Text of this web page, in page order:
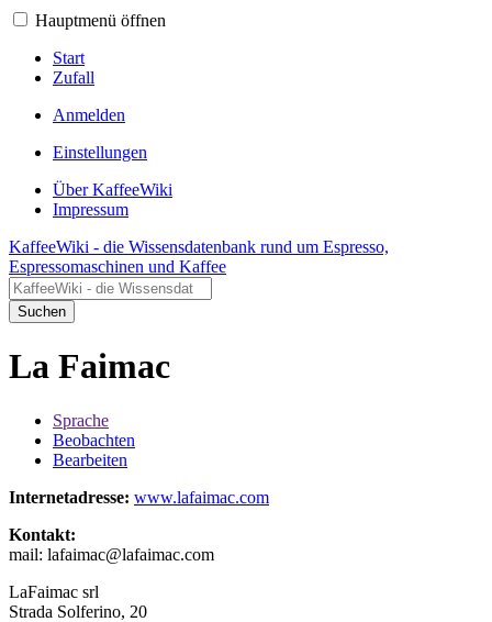
Hauptmenü öffnen
Start
Zufall
Anmelden
Einstellungen
Über KaffeeWiki
Impressum
KaffeeWiki - die Wissensdatenbank rund um Espresso,
Espressomaschinen und Kaffee
Suchen
La Faimac
Sprache
Beobachten
Bearbeiten
Internetadresse: www.lafaimac.com
Kontakt:
mail: lafaimac@lafaimac.com
LaFaimac srl
Strada Solferino, 20